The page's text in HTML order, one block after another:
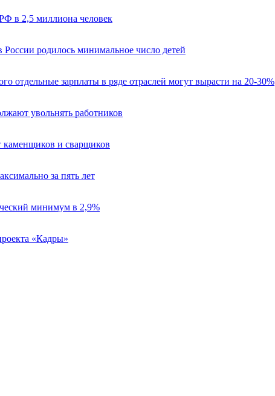
в 2,5 миллиона человек
родилось минимальное число детей
отдельные зарплаты в ряде отраслей могут вырасти на 20-30%
увольнять работников
каменщиков и сварщиков
за пять лет
минимум в 2,9%
«Кадры»